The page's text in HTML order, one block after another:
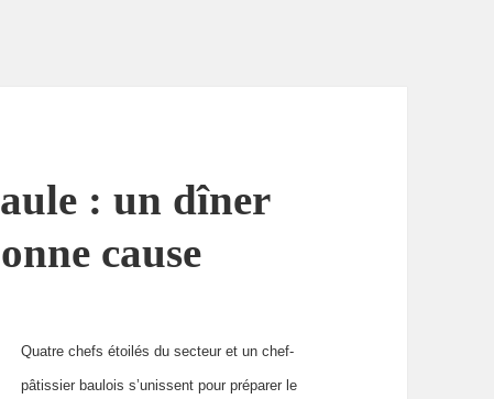
: un dîner
cause
Quatre chefs étoilés du secteur et un chef-
pâtissier baulois s’unissent pour préparer le